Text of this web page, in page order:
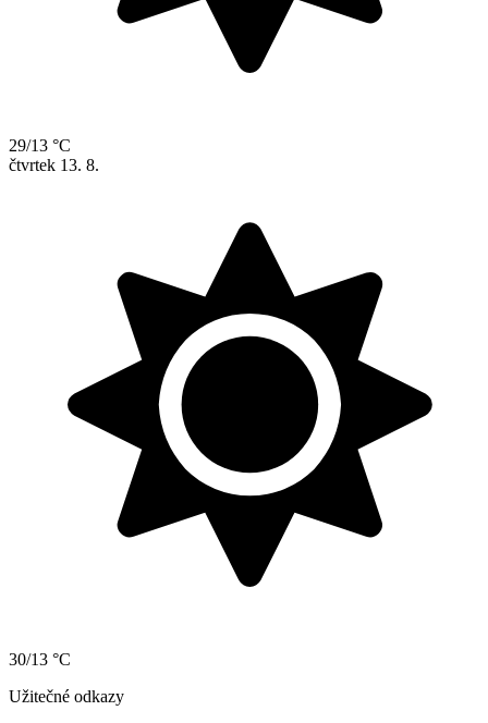
29/13 °C
čtvrtek 13. 8.
30/13 °C
Užitečné odkazy